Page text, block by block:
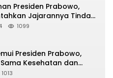
Presiden Prabowo,
Jajarannya Tindak
Judi Online
1099
Presiden Prabowo,
Kesehatan dan
Bergizi Gratis
1013